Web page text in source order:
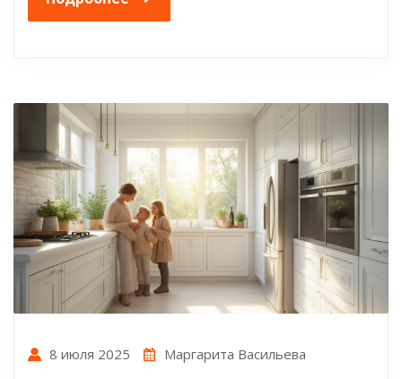
8 июля 2025 Маргарита Васильева